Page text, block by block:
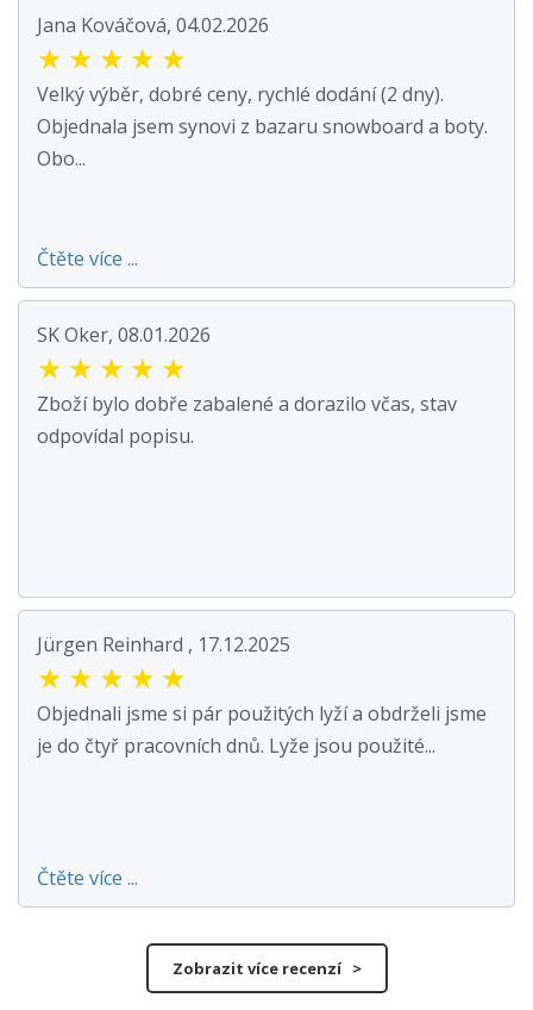
Jana Kováčová, 04.02.2026
★ ★ ★ ★ ★
Velký výběr, dobré ceny, rychlé dodání (2 dny).
Objednala jsem synovi z bazaru snowboard a boty.
Obo...
Čtěte více ...
SK Oker, 08.01.2026
★ ★ ★ ★ ★
Zboží bylo dobře zabalené a dorazilo včas, stav
odpovídal popisu.
Jürgen Reinhard , 17.12.2025
★ ★ ★ ★ ★
Objednali jsme si pár použitých lyží a obdrželi jsme
je do čtyř pracovních dnů. Lyže jsou použité...
Čtěte více ...
Zobrazit více recenzí >